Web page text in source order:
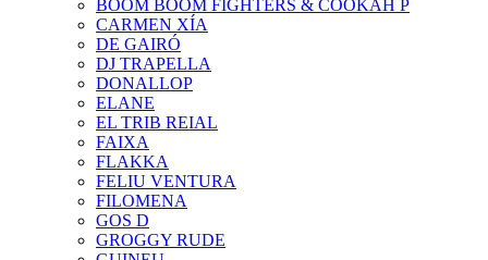
BOOM BOOM FIGHTERS & COOKAH P
CARMEN XÍA
DE GAIRÓ
DJ TRAPELLA
DONALLOP
ELANE
EL TRIB REIAL
FAIXA
FLAKKA
FELIU VENTURA
FILOMENA
GOS D
GROGGY RUDE